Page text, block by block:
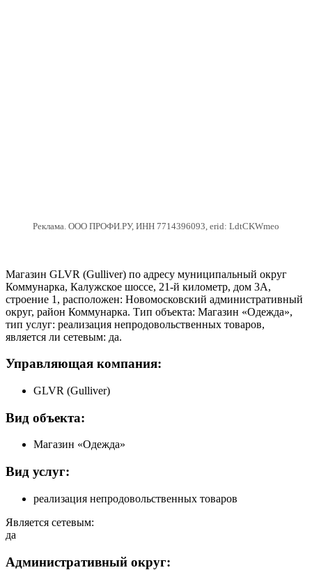
Реклама. ООО ПРОФИ.РУ, ИНН 7714396093, erid: LdtCKWmeo
Магазин GLVR (Gulliver) по адресу муниципальный округ
Коммунарка, Калужское шоссе, 21-й километр, дом 3А,
строение 1, расположен: Новомосковский административный
округ, район Коммунарка. Тип объекта: Магазин «Одежда»,
тип услуг: реализация непродовольственных товаров,
является ли сетевым: да.
Управляющая компания:
GLVR (Gulliver)
Вид объекта:
Магазин «Одежда»
Вид услуг:
реализация непродовольственных товаров
Является сетевым:
да
Административный округ: